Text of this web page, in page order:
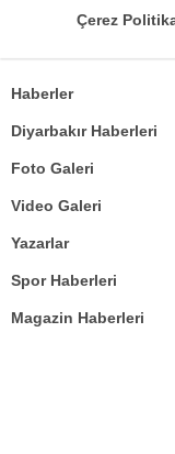
Çerez
Haberler
Diyarbakır Haberleri
Foto Galeri
Video Galeri
Yazarlar
Spor Haberleri
Magazin Haberleri